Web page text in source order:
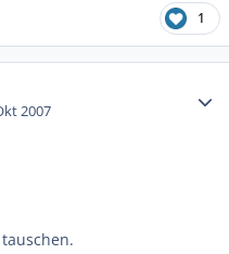
1
2007